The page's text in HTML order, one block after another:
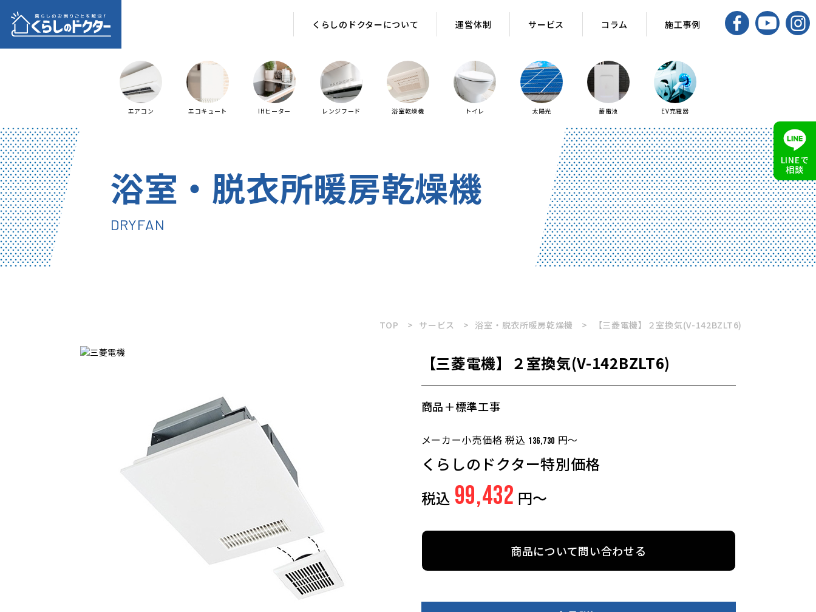
くらしのドクターについて 運営体制 サービス コラム 施工事例
エアコン エコキュート IHヒーター レンジフード 浴室乾燥機 トイレ 太陽光 蓄電池 EV充電器
浴室・脱衣所暖房乾燥機
DRYFAN
くらしのドクターについて 運営体制 サービス コラム 施工事例
TOP サービス 浴室・脱衣所暖房乾燥機 【三菱電機】２室換気(V-142BZLT6)
【三菱電機】２室換気(V-142BZLT6)
商品＋標準工事
メーカー小売価格 税込 136,730 円～
くらしのドクター特別価格
税込 99,432 円～
商品について問い合わせる
LINEで
相談